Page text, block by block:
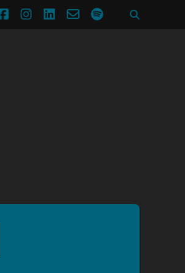
facebookinstagram
linkedin
email-spotify